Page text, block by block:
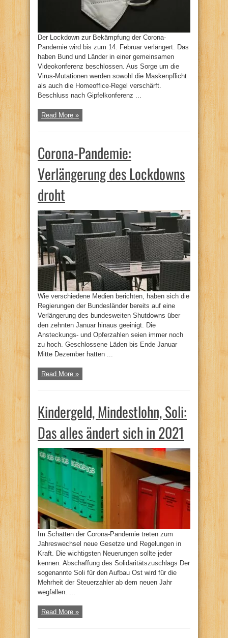
Der Lockdown zur Bekämpfung der Corona-
Pandemie wird bis zum 14. Februar verlängert. Das
haben Bund und Länder in einer gemeinsamen
Videokonferenz beschlossen. Aus Sorge um die
Virus-Mutationen werden sowohl die Maskenpflicht
als auch die Homeoffice-Regel verschärft.
Beschluss nach Gipfelkonferenz ...
Read More »
Corona-Pandemie:
Verlängerung des Lockdowns
droht
Wie verschiedene Medien berichten, haben sich die
Regierungen der Bundesländer bereits auf eine
Verlängerung des bundesweiten Shutdowns über
den zehnten Januar hinaus geeinigt. Die
Ansteckungs- und Opferzahlen seien immer noch
zu hoch. Geschlossene Läden bis Ende Januar
Mitte Dezember hatten ...
Read More »
Kindergeld, Mindestlohn, Soli:
Das alles ändert sich in 2021
Im Schatten der Corona-Pandemie treten zum
Jahreswechsel neue Gesetze und Regelungen in
Kraft. Die wichtigsten Neuerungen sollte jeder
kennen. Abschaffung des Solidaritätszuschlags Der
sogenannte Soli für den Aufbau Ost wird für die
Mehrheit der Steuerzahler ab dem neuen Jahr
wegfallen. ...
Read More »